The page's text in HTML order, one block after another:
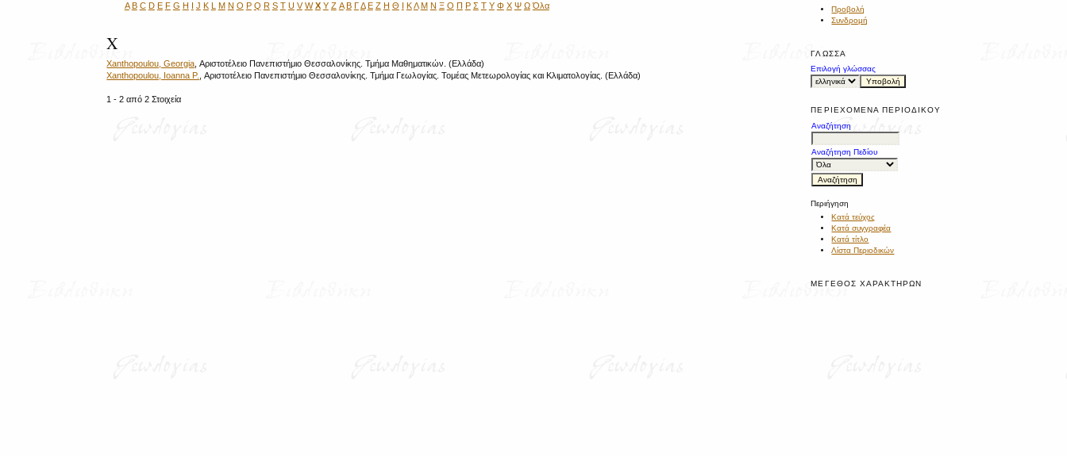
Προβολή
Συνδρομή
ΓΛΏΣΣΑ
Επιλογή γλώσσας
ΠΕΡΙΕΧΌΜΕΝΑ ΠΕΡΙΟΔΙΚΟΎ
Αναζήτηση
Αναζήτηση Πεδίου
Περιήγηση
Κατά τεύχος
Κατά συγγραφέα
Κατά τίτλο
Λίστα Περιοδικών
ΜΈΓΕΘΟΣ ΧΑΡΑΚΤΉΡΩΝ
A B C D E F G H I J K L M N O P Q R S T U V W X Y Z Α Β ΓΔ Ε Ζ Η Θ Ι ΚΛ Μ Ν Ξ Ο Π Ρ Σ Τ Υ Φ Χ Ψ Ω Όλα
X
Xanthopoulou, Georgia, Αριστοτέλειο Πανεπιστήμιο Θεσσαλονίκης. Τμήμα Μαθηματικών. (Ελλάδα)
Xanthopoulou, Ioanna P., Αριστοτέλειο Πανεπιστήμιο Θεσσαλονίκης. Τμήμα Γεωλογίας. Τομέας Μετεωρολογίας και Κλιματολογίας. (Ελλάδα)
1 - 2 από 2 Στοιχεία